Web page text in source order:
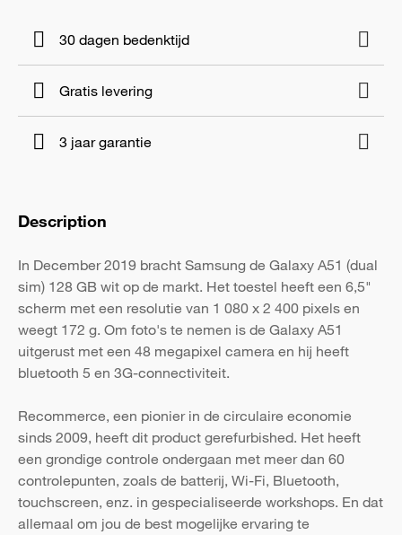
30 dagen bedenktijd
Gratis levering
3 jaar garantie
Description
In December 2019 bracht Samsung de Galaxy A51 (dual
sim) 128 GB wit op de markt. Het toestel heeft een 6,5"
scherm met een resolutie van 1 080 x 2 400 pixels en
weegt 172 g. Om foto's te nemen is de Galaxy A51
uitgerust met een 48 megapixel camera en hij heeft
bluetooth 5 en 3G-connectiviteit.
Recommerce, een pionier in de circulaire economie
sinds 2009, heeft dit product gerefurbished. Het heeft
een grondige controle ondergaan met meer dan 60
controlepunten, zoals de batterij, Wi-Fi, Bluetooth,
touchscreen, enz. in gespecialiseerde workshops. En dat
allemaal om jou de best mogelijke ervaring te